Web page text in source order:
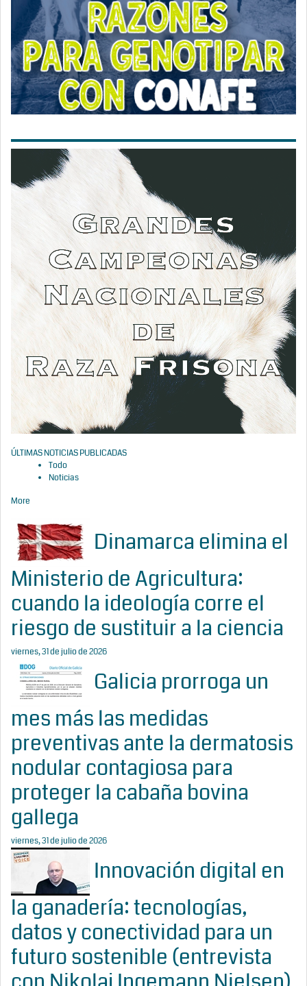
ÚLTIMAS NOTICIAS PUBLICADAS
Todo
Noticias
More
Dinamarca elimina el
Ministerio de Agricultura:
cuando la ideología corre el
riesgo de sustituir a la ciencia
viernes, 31 de julio de 2026
Galicia prorroga un
mes más las medidas
preventivas ante la dermatosis
nodular contagiosa para
proteger la cabaña bovina
gallega
viernes, 31 de julio de 2026
Innovación digital en
la ganadería: tecnologías,
datos y conectividad para un
futuro sostenible (entrevista